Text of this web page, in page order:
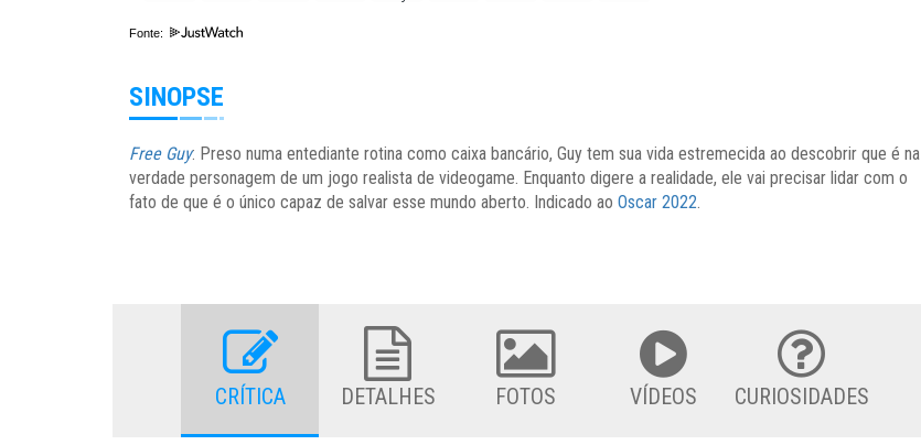
Fonte:
SINOPSE
Free Guy: Preso numa entediante rotina como caixa bancário, Guy tem sua vida estremecida ao descobrir que é na
verdade personagem de um jogo realista de videogame. Enquanto digere a realidade, ele vai precisar lidar com o
fato de que é o único capaz de salvar esse mundo aberto. Indicado ao Oscar 2022.
CRÍTICA DETALHES FOTOS VÍDEOS CURIOSIDADES